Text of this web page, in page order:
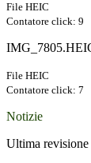
File HEIC
Contatore click: 9
File HEIC
Contatore click: 7
Notizie
Ultima